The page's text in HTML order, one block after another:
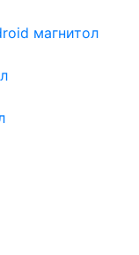
магнитол